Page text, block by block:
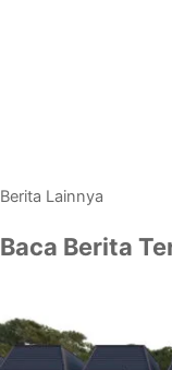
Berita Lainnya
Baca Berita